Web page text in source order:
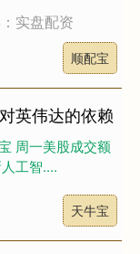
实盘配资
顺配宝
英伟达的依赖
周一美股成交额
工智....
天牛宝